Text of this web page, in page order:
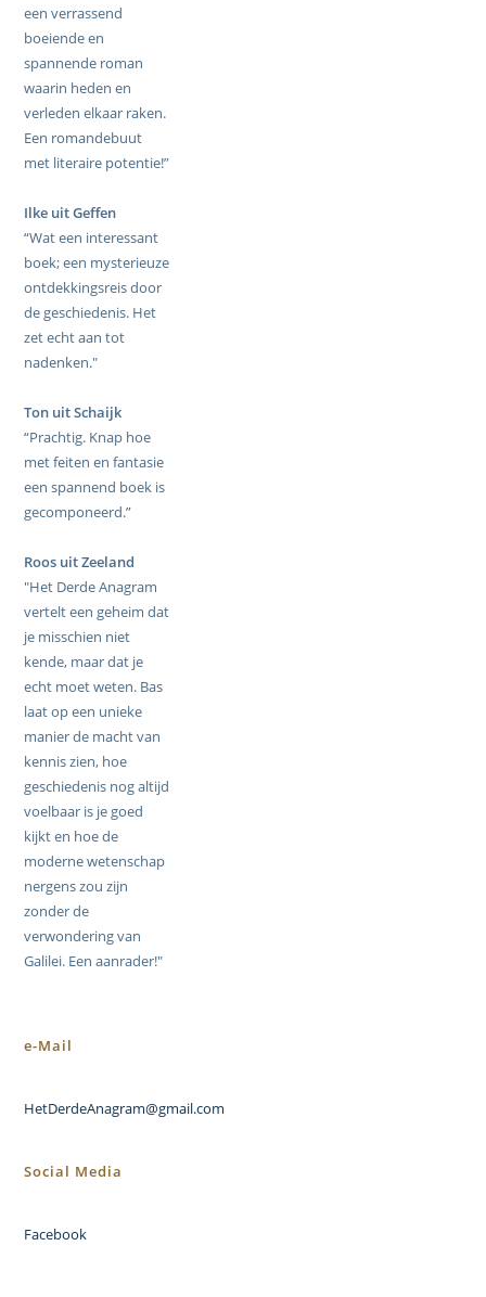
een verrassend
boeiende en
spannende roman
waarin heden en
verleden elkaar raken.
Een romandebuut
met literaire potentie!”
Ilke uit Geffen
“Wat een interessant
boek; een mysterieuze
ontdekkingsreis door
de geschiedenis. Het
zet echt aan tot
nadenken."
Ton uit Schaijk
“Prachtig. Knap hoe
met feiten en fantasie
een spannend boek is
gecomponeerd.”
Roos uit Zeeland
"Het Derde Anagram
vertelt een geheim dat
je misschien niet
kende, maar dat je
echt moet weten. Bas
laat op een unieke
manier de macht van
kennis zien, hoe
geschiedenis nog altijd
voelbaar is je goed
kijkt en hoe de
moderne wetenschap
nergens zou zijn
zonder de
verwondering van
Galilei. Een aanrader!"
e-Mail
HetDerdeAnagram@gmail.com
Social Media
Facebook